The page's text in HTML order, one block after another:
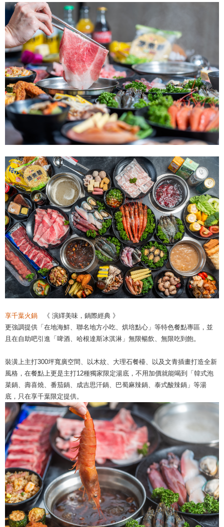
享千葉火鍋 《 演繹美味，鍋際經典 》
更強調提供「在地海鮮、聯名地方小吃、烘培點心」等特色餐點專區，並
且在自助吧引進「啤酒、哈根達斯冰淇淋」無限暢飲、無限吃到飽。
裝潢上主打300坪寬廣空間、以木紋、大理石餐檯、以及文青插畫打造全新
風格，在餐點上更是主打12種獨家限定湯底，不用加價就能喝到「韓式泡
菜鍋、壽喜燒、番茄鍋、成吉思汗鍋、巴蜀麻辣鍋、泰式酸辣鍋」等湯
底，只在享千葉限定提供。